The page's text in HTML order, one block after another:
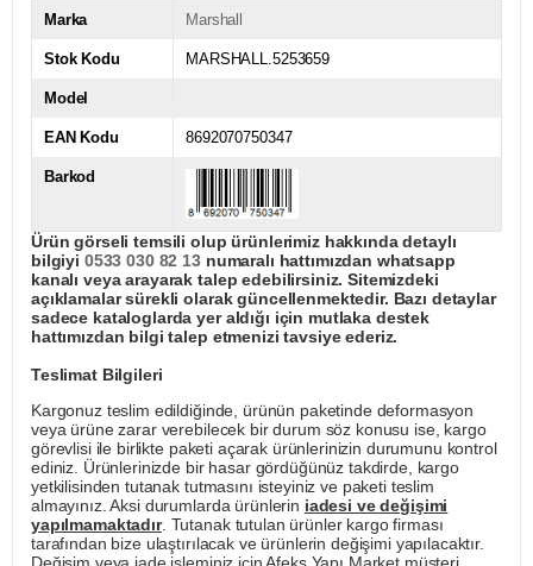
Marka Marshall
Stok Kodu MARSHALL.5253659
Model
EAN Kodu 8692070750347
Barkod
Ürün görseli temsili olup ürünlerimiz hakkında detaylı
bilgiyi 0533 030 82 13numaralı hattımızdan whatsapp
kanalı veya arayarak talep edebilirsiniz. Sitemizdeki
açıklamalar sürekli olarak güncellenmektedir. Bazı detaylar
sadece kataloglarda yer aldığı için mutlaka destek
hattımızdan bilgi talep etmenizi tavsiye ederiz.
Teslimat Bilgileri
Kargonuz teslim edildiğinde, ürünün paketinde deformasyon
veya ürüne zarar verebilecek bir durum söz konusu ise, kargo
görevlisi ile birlikte paketi açarak ürünlerinizin durumunu kontrol
ediniz. Ürünlerinizde bir hasar gördüğünüz takdirde, kargo
yetkilisinden tutanak tutmasını isteyiniz ve paketi teslim
almayınız. Aksi durumlarda ürünlerin iadesi ve değişimi
yapılmamaktadır. Tutanak tutulan ürünler kargo firması
tarafından bize ulaştırılacak ve ürünlerin değişimi yapılacaktır.